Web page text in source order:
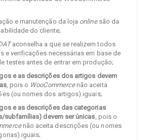
e manutenção da loja onlinesão da
do cliente;
aconselha a que se realizem todos
e verificações necessárias em base de
testes antes de entrar em produção;
e as descrições dos artigos devem
, pois o WooCommercenão aceita
(ou nomes dos artigos) iguais;
e as descrições das categorias
subfamílias) devem ser únicas , pois o
não aceita descrições (ou nomes
iguais;